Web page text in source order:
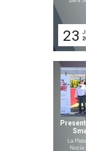
23
La
Nucía